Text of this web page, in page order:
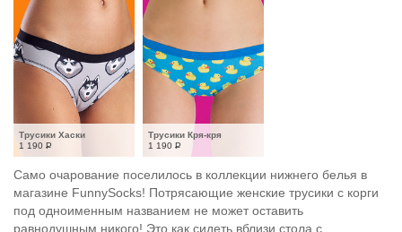
Трусики Хаски
1 190 Р
Трусики Кря-кря
1 190 Р
Само очарование поселилось в коллекции нижнего белья в
магазине FunnySocks! Потрясающие женские трусики с корги
под одноименным названием не может оставить
равнодушным никого! Это как сидеть вблизи стола с